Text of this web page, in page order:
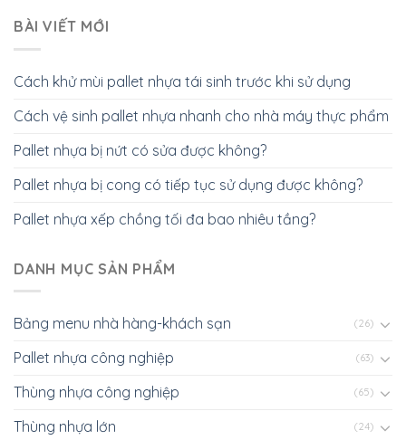
BÀI VIẾT MỚI
Cách khử mùi pallet nhựa tái sinh trước khi sử dụng
Cách vệ sinh pallet nhựa nhanh cho nhà máy thực phẩm
Pallet nhựa bị nứt có sửa được không?
Pallet nhựa bị cong có tiếp tục sử dụng được không?
Pallet nhựa xếp chồng tối đa bao nhiêu tầng?
DANH MỤC SẢN PHẨM
Bảng menu nhà hàng-khách sạn (26)
Pallet nhựa công nghiệp (63)
Thùng nhựa công nghiệp (65)
Thùng nhựa lớn (24)